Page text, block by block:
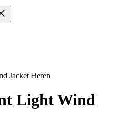
Jacket Heren
Light Wind